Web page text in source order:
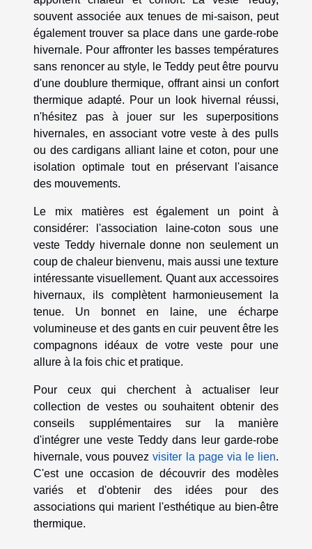
souvent associée aux tenues de mi-saison, peut
également trouver sa place dans une garde-robe
hivernale. Pour affronter les basses températures
sans renoncer au style, le Teddy peut être pourvu
d'une doublure thermique, offrant ainsi un confort
thermique adapté. Pour un look hivernal réussi,
n'hésitez pas à jouer sur les superpositions
hivernales, en associant votre veste à des pulls
ou des cardigans alliant laine et coton, pour une
isolation optimale tout en préservant l'aisance
des mouvements.
Le mix matières est également un point à
considérer: l'association laine-coton sous une
veste Teddy hivernale donne non seulement un
coup de chaleur bienvenu, mais aussi une texture
intéressante visuellement. Quant aux accessoires
hivernaux, ils complètent harmonieusement la
tenue. Un bonnet en laine, une écharpe
volumineuse et des gants en cuir peuvent être les
compagnons idéaux de votre veste pour une
allure à la fois chic et pratique.
Pour ceux qui cherchent à actualiser leur
collection de vestes ou souhaitent obtenir des
conseils supplémentaires sur la manière
d'intégrer une veste Teddy dans leur garde-robe
hivernale, vous pouvezvisiter la page via le lien.
C'est une occasion de découvrir des modèles
variés et d'obtenir des idées pour des
associations qui marient l'esthétique au bien-être
thermique.